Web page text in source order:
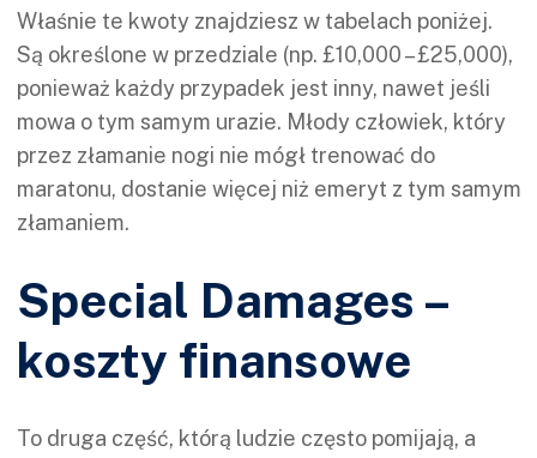
Właśnie te kwoty znajdziesz w tabelach poniżej.
Są określone w przedziale (np. £10,000 – £25,000),
ponieważ każdy przypadek jest inny, nawet jeśli
mowa o tym samym urazie. Młody człowiek, który
przez złamanie nogi nie mógł trenować do
maratonu, dostanie więcej niż emeryt z tym samym
złamaniem.
Special Damages –
koszty finansowe
To druga część, którą ludzie często pomijają, a